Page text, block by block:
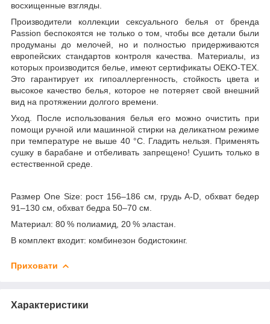
восхищенные взгляды.
Производители коллекции сексуального белья от бренда
Passion беспокоятся не только о том, чтобы все детали были
продуманы до мелочей, но и полностью придерживаются
европейских стандартов контроля качества. Материалы, из
которых производится белье, имеют сертификаты OEKO-TEX.
Это гарантирует их гипоаллергенность, стойкость цвета и
высокое качество белья, которое не потеряет свой внешний
вид на протяжении долгого времени.
Уход. После использования белья его можно очистить при
помощи ручной или машинной стирки на деликатном режиме
при температуре не выше 40 °С. Гладить нельзя. Применять
сушку в барабане и отбеливать запрещено! Сушить только в
естественной среде.
Размер One Size: рост 156–186 см, грудь A-D, обхват бедер
91–130 см, обхват бедра 50–70 см.
Материал: 80 % полиамид, 20 % эластан.
В комплект входит: комбинезон бодистокинг.
Приховати
Характеристики